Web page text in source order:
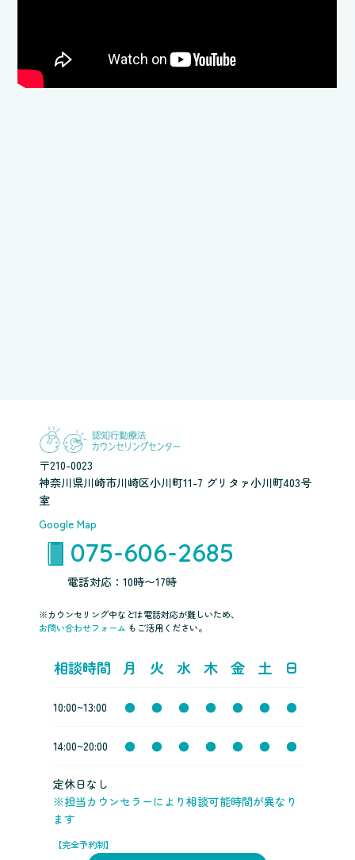
〒210-0023
神奈川県川崎市川崎区小川町11-7 グリタァ小川町403号
室
Google Map
075-606-2685
電話対応：10時〜17時
※カウンセリング中などは電話対応が難しいため、
お問い合わせフォーム もご活用ください。
相談時間 月 火 水 木 金 土 日
10:00~13:00 ● ● ● ● ● ● ●
14:00~20:00 ● ● ● ● ● ● ●
定休日なし
※担当カウンセラーにより相談可能時間が異なり
ます
【完全予約制】